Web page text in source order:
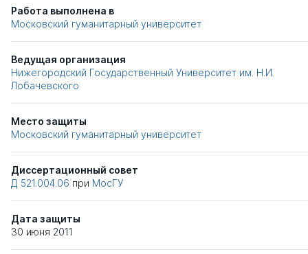
Работа выполнена в
Московский гуманитарный университет
Ведущая организация
Нижегородский Государственный Университет им. Н.И.
Лобачевского
Место защиты
Московский гуманитарный университет
Диссертационный совет
Д 521.004.06 при МосГУ
Дата защиты
30 июня 2011